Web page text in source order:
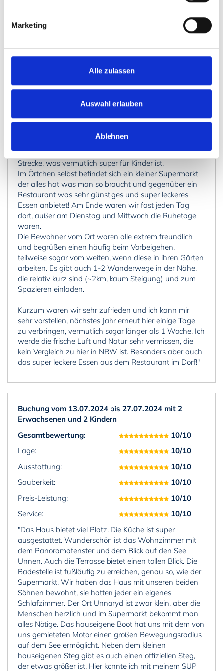
Marketing
Alle zulassen
Auswahl erlauben
Ablehnen
Rettungswesten für das Boot konnte man im Ort im
Kiosk kostenlos ausleihen, was für uns eine große
Überraschung und ein großes Plus war! Dort bekommt
man auch Angelkarten für den See.
Das Örtchen Unnaryd ist extrem ruhig, es kommen
Tiere, was ein großer Kontrast zur Stadt ist, aus der wir
kamen. Wir konnten die Natur voll genießen und uns
man einen kleinen Strand erreichen kann. Auf diesem
lagen jedoch viel Geäst vom See, was aber auch am
etwas regnerischen/windigen Wetter liegen kann. Das
Wasser dort ist jedoch sehr flach für eine weitere
Strecke, was vermutlich super für Kinder ist.
Im Örtchen selbst befindet sich ein kleiner Supermarkt
der alles hat was man so braucht und gegenüber ein
Restaurant was sehr günstiges und super leckeres
Essen anbietet! Am Ende waren wir fast jeden Tag
dort, außer am Dienstag und Mittwoch die Ruhetage
waren.
Die Bewohner vom Ort waren alle extrem freundlich
und begrüßen einen häufig beim Vorbeigehen,
teilweise sogar vom weiten, wenn diese in ihren Gärten
arbeiten. Es gibt auch 1-2 Wanderwege in der Nähe,
die relativ kurz sind (~2km, kaum Steigung) und zum
Spazieren einladen.
Kurzum waren wir sehr zufrieden und ich kann mir
sehr vorstellen, nächstes Jahr erneut hier einige Tage
zu verbringen, vermutlich sogar länger als 1 Woche. Ich
werde die frische Luft und Natur sehr vermissen, die
kein Vergleich zu hier in NRW ist. Besonders aber auch
das super leckere Essen aus dem Restaurant im Dorf!"
Buchung vom 13.07.2024 bis 27.07.2024 mit 2
Erwachsenen und 2 Kindern
Gesamtbewertung:
10/10
Lage:
10/10
Ausstattung:
10/10
Sauberkeit:
10/10
Preis-Leistung:
10/10
Service:
10/10
"Das Haus bietet viel Platz. Die Küche ist super
ausgestattet. Wunderschön ist das Wohnzimmer mit
dem Panoramafenster und dem Blick auf den See
Unnen. Auch die Terrasse bietet einen tollen Blick. Die
Badestelle ist fußläufig zu erreichen, genau so, wie der
Supermarkt. Wir haben das Haus mit unseren beiden
Söhnen bewohnt, sie hatten jeder ein eigenes
Schlafzimmer. Der Ort Unnaryd ist zwar klein, aber die
Menschen herzlich und im Supermarkt bekommt man
alles Nötige. Das hauseigene Boot hat uns mit dem von
uns gemieteten Motor einen großen Bewegungsradius
auf dem See ermöglicht. Neben dem kleinen
hauseigenen Steg gibt es auch einen offiziellen Steg,
der etwas größer ist. Hier konnte ich mit meinem SUP